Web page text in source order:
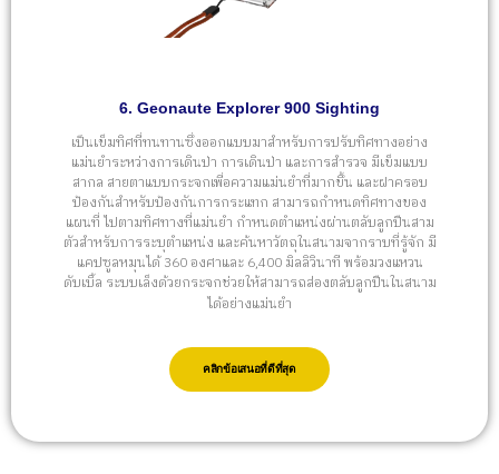
6. Geonaute Explorer 900 Sighting
เป็นเข็มทิศที่ทนทานซึ่งออกแบบมาสำหรับการปรับทิศทางอย่าง
แม่นยำระหว่างการเดินป่า การเดินป่า และการสำรวจ มีเข็มแบบ
สากล สายตาแบบกระจกเพื่อความแม่นยำที่มากขึ้น และฝาครอบ
ป้องกันสำหรับป้องกันการกระแทก สามารถกำหนดทิศทางของ
แผนที่ ไปตามทิศทางที่แม่นยำ กำหนดตำแหน่งผ่านตลับลูกปืนสาม
ตัวสำหรับการระบุตำแหน่ง และค้นหาวัตถุในสนามจากราบที่รู้จัก มี
แคปซูลหมุนได้ 360 องศาและ 6,400 มิลลิวินาที พร้อมวงแหวน
ดับเบิ้ล ระบบเล็งด้วยกระจกช่วยให้สามารถส่องตลับลูกปืนในสนาม
ได้อย่างแม่นยำ
คลิกข้อเสนอที่ดีที่สุด